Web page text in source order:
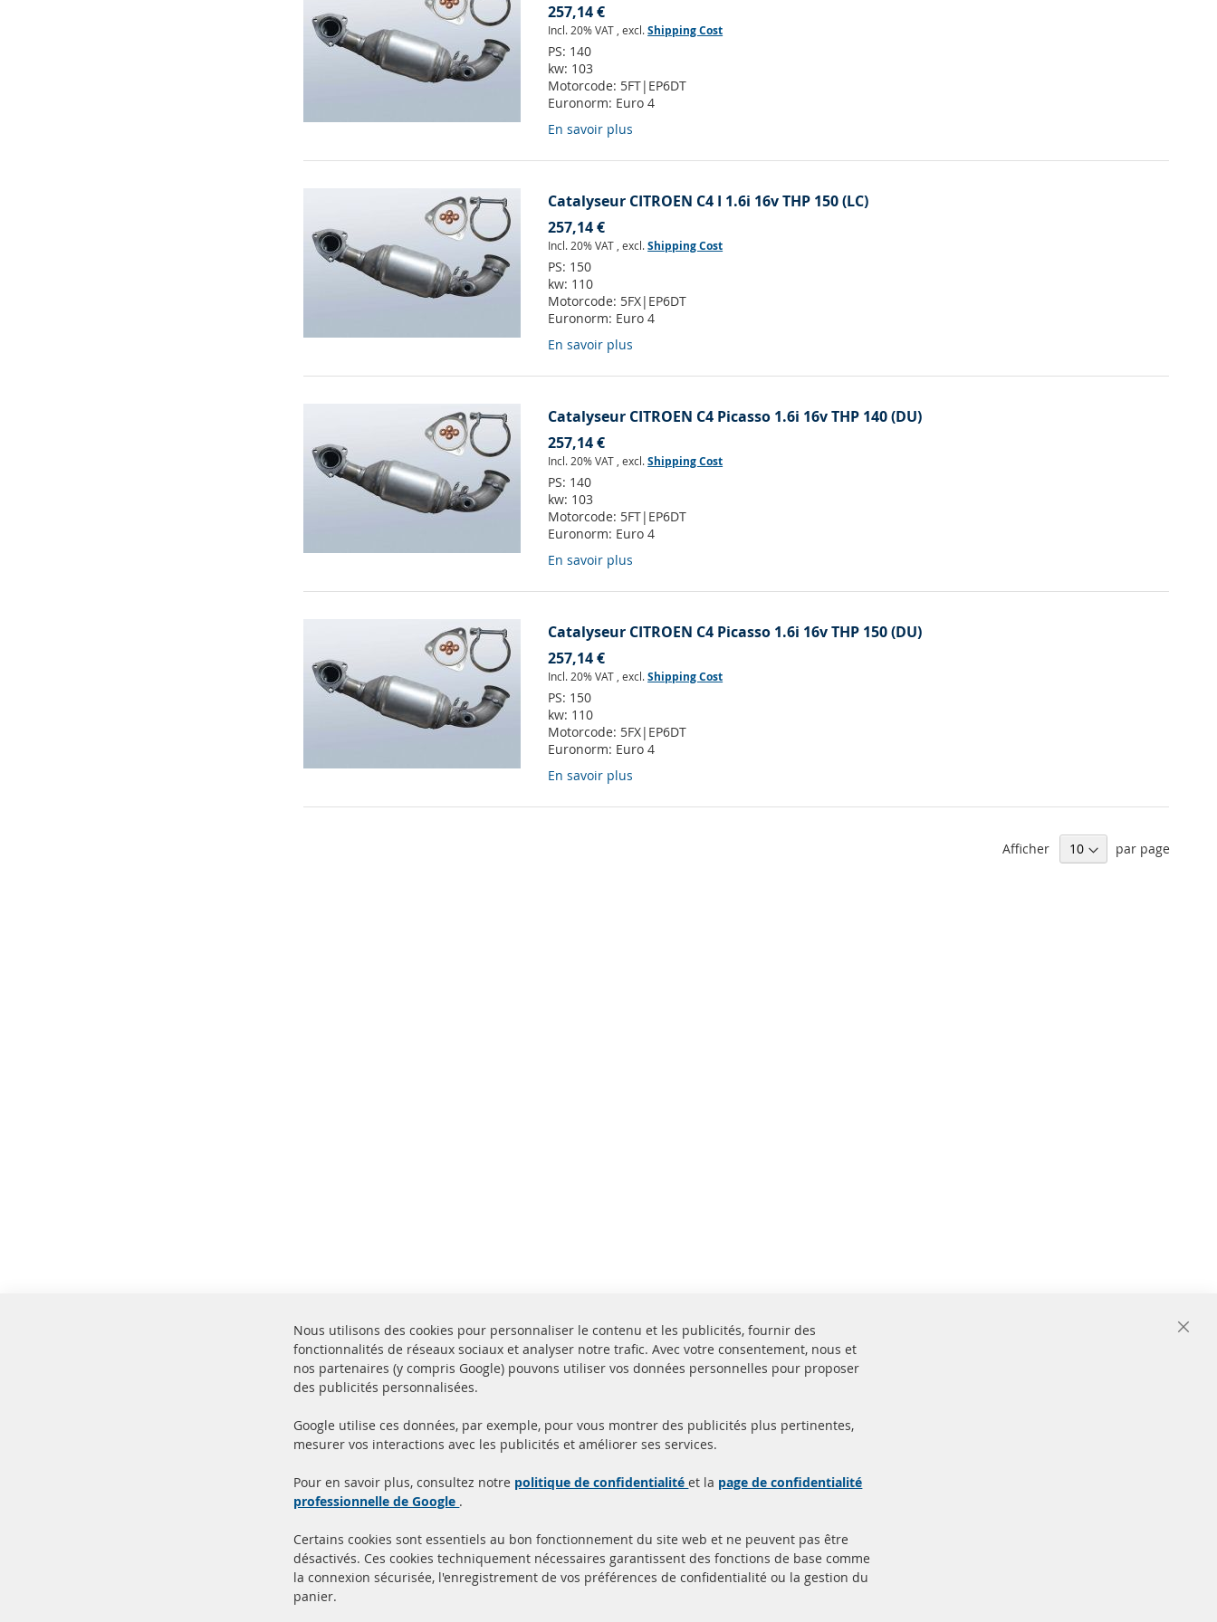
257,14 €
Incl. 20% VAT ,excl.Shipping Cost
PS: 140
kw: 103
Motorcode: 5FT|EP6DT
Euronorm: Euro 4
En savoir plus
Catalyseur CITROEN C4 I 1.6i 16v THP 150 (LC)
257,14 €
Incl. 20% VAT ,excl.Shipping Cost
PS: 150
kw: 110
Motorcode: 5FX|EP6DT
Euronorm: Euro 4
En savoir plus
Catalyseur CITROEN C4 Picasso 1.6i 16v THP 140 (DU)
257,14 €
Incl. 20% VAT ,excl.Shipping Cost
PS: 140
kw: 103
Motorcode: 5FT|EP6DT
Euronorm: Euro 4
En savoir plus
Catalyseur CITROEN C4 Picasso 1.6i 16v THP 150 (DU)
257,14 €
Incl. 20% VAT ,excl.Shipping Cost
PS: 150
kw: 110
Motorcode: 5FX|EP6DT
Euronorm: Euro 4
En savoir plus
Afficher par page
Livraison en 24 heures
Produits en stock
Toutes les pièces sont certifiées
homologuées avec la marque
d'homologation e
Quick Links
Filtres à particules diesel (FPD)
Service Clients
à propos de nous
Close
Nous utilisons des cookies pour personnaliser le contenu et les publicités, fournir des
fonctionnalités de réseaux sociaux et analyser notre trafic. Avec votre consentement, nous et
nos partenaires (y compris Google) pouvons utiliser vos données personnelles pour proposer
des publicités personnalisées.
Google utilise ces données, par exemple, pour vous montrer des publicités plus pertinentes,
mesurer vos interactions avec les publicités et améliorer ses services.
Pour en savoir plus, consultez notre politique de confidentialitéet la page de confidentialité
professionnelle de Google .
Certains cookies sont essentiels au bon fonctionnement du site web et ne peuvent pas être
désactivés. Ces cookies techniquement nécessaires garantissent des fonctions de base comme
la connexion sécurisée, l'enregistrement de vos préférences de confidentialité ou la gestion du
panier.